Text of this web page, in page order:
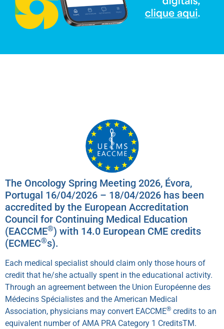
The Oncology Spring Meeting 2026, Évora,
Portugal 16/04/2026 – 18/04/2026 has been
accredited by the European Accreditation
Council for Continuing Medical Education
(EACCME®) with 14.0 European CME credits
(ECMEC®s).
Each medical specialist should claim only those hours of
credit that he/she actually spent in the educational activity.
Through an agreement between the Union Européenne des
Médecins Spécialistes and the American Medical
Association, physicians may convert EACCME® credits to an
equivalent number of AMA PRA Category 1 CreditsTM.